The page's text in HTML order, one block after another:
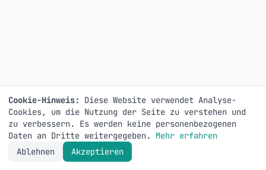
Cookie-Hinweis:
Diese Website verwendet Analyse-
Cookies, um die Nutzung der Seite zu verstehen und
zu verbessern. Es werden keine personenbezogenen
Daten an Dritte weitergegeben. Mehr erfahren
Ablehnen
Akzeptieren